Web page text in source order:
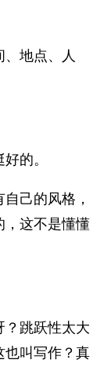
地点、人
的。
己的风格，
，这不是懂懂
跳跃性太大
也叫写作？真